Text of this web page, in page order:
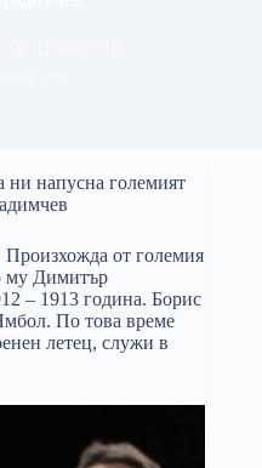
ни напусна големият
от големия
му Димитър
– 1913 година. Борис
По това време
летец, служи в